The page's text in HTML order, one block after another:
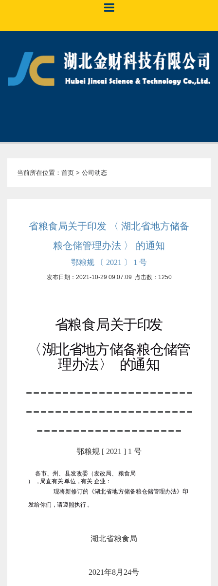
当前所在位置： 首页 > 公司动态
省粮食局关于印发 〈 湖北省地方储备
粮仓储管理办法 〉 的通知
鄂粮规 〔 2021 〕 1 号
发布日期：2021-10-29 09:07:09 点击数： 1250
省粮食局关于印发
〈湖北省地方储备粮仓储管
理办法〉 的通知
-----------------------
-----------------------
--------------------
鄂粮规 [ 2021 ] 1 号
各市、 州 、县发改委 （发改局、粮食局
）
， 局直有关单位 ，有关 企业 ：
现将新修订的 《湖北省地方储备粮仓储管理办法》 印
发给你们 ，请遵照执行 。
湖北省粮食局
2021年8月24号